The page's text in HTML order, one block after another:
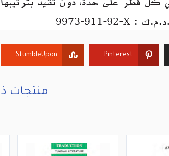
StumbleUpon Pinterest
منتجات